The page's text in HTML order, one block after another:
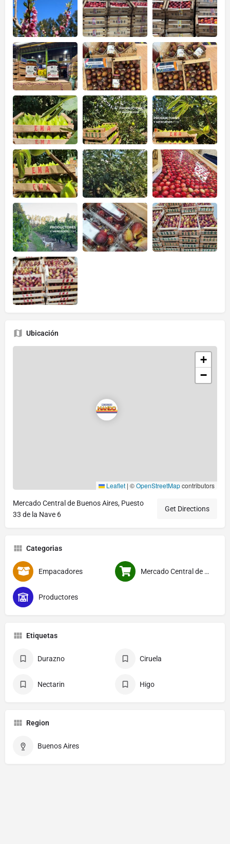
Ubicación
+
−
Leaflet | ©OpenStreetMapcontributors
Mercado Central de Buenos Aires, Puesto
33 de la Nave 6
Get Directions
Categorias
Empacadores Mercado Central de Buenos Aires
Productores
Etiquetas
Durazno Ciruela
Nectarin Higo
Region
Buenos Aires